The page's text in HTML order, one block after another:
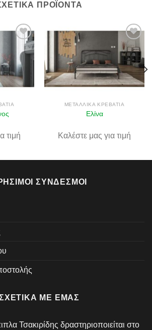
ΠΡΟΪΌΝΤΑ
Πρόσθήκη
στην λίστα
επιθυμιών
τιμή
Πρόσθήκη
στην λίστα
επιθυμιών
ΜΕΤΑΛΛΙΚΆ ΚΡΕΒΆΤΙΑ
Ελίνα
Καλέστε μας για τιμή
ΣΎΝΔΕΣΜΟΙ
ΜΕ ΕΜΆΣ
Τσακιρίδης δραστηριοποιείται στο